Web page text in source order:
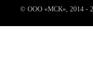
© ООО «МСК», 2014 -